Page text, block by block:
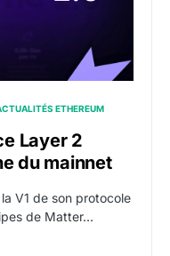
ETHEREUM
Layer 2
du mainnet
V1 de son protocole
de Matter…